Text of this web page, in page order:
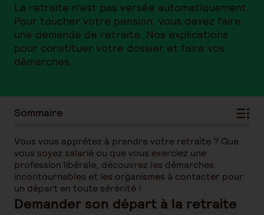
La retraite n’est pas versée automatiquement.
Pour toucher votre pension, vous devez faire
une demande de retraite. Nos explications
pour constituer votre dossier et faire vos
démarches.
Sommaire
Vous vous apprêtez à prendre votre retraite ? Que
vous soyez salarié ou que vous exerciez une
profession libérale, découvrez les démarches
incontournables et les organismes à contacter pour
un départ en toute sérénité !
Demander son départ à la retraite